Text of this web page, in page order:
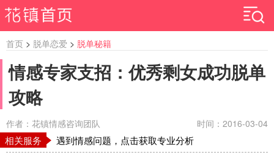
首页 > 脱单恋爱 > 脱单秘籍
情感专家支招：优秀剩女成功脱单
攻略
作者：花镇情感咨询团队 时间：2016-03-04
相关服务 遇到情感问题，点击获取专业分析